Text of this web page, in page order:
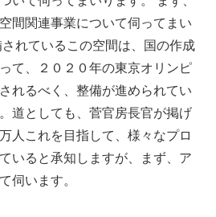
間関連事業について伺ってまい
れているこの空間は、国の作成
て、２０２０年の東京オリンピ
れるべく、整備が進められてい
道としても、菅官房長官が掲げ
人これを目指して、様々なプロ
いると承知しますが、まず、ア
伺います。